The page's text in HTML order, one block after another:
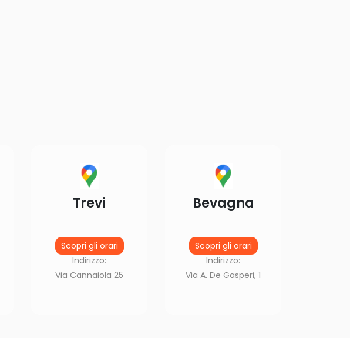
Trevi
Scopri gli orari
Indirizzo:
Via Cannaiola 25
Bevagna
Scopri gli orari
Indirizzo:
Via A. De Gasperi, 1